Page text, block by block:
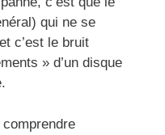
qui ne se
c’est le bruit
» d’un disque